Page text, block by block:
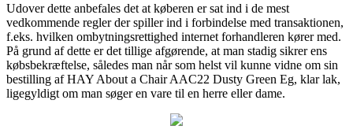
Udover dette anbefales det at køberen er sat ind i de mest
vedkommende regler der spiller ind i forbindelse med transaktionen,
f.eks. hvilken ombytningsrettighed internet forhandleren kører med.
På grund af dette er det tillige afgørende, at man stadig sikrer ens
købsbekræftelse, således man når som helst vil kunne vidne om sin
bestilling af HAY About a Chair AAC22 Dusty Green Eg, klar lak,
ligegyldigt om man søger en vare til en herre eller dame.